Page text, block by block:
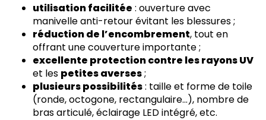
utilisation facilitée : ouverture avec
manivelle anti-retour évitant les blessures ;
réduction de l’encombrement, tout en
offrant une couverture importante ;
excellente protection contre les rayons UV
et les petites averses;
plusieurs possibilités: taille et forme de toile
(ronde, octogone, rectangulaire…), nombre de
bras articulé, éclairage LED intégré, etc.